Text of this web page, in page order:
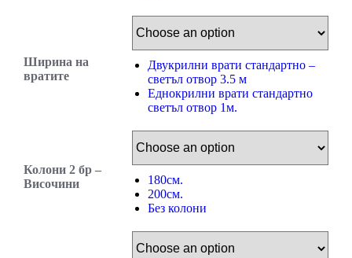
Ширина на
вратите
Двукрилни врати стандартно –
светъл отвор 3.5 м
Еднокрилни врати стандартно
светъл отвор 1м.
Колони 2 бр –
Височини
180см.
200см.
Без колони